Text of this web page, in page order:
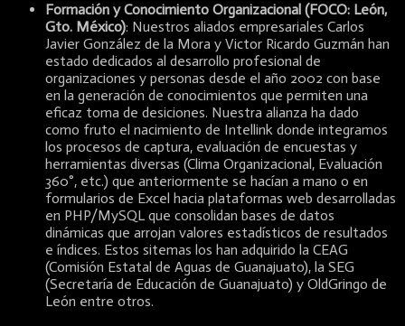
Formación y Conocimiento Organizacional (FOCO: León,
Gto. México): Nuestros aliados empresariales Carlos
Javier González de la Mora y Victor Ricardo Guzmán han
estado dedicados al desarrollo profesional de
organizaciones y personas desde el año 2002 con base
en la generación de conocimientos que permiten una
eficaz toma de desiciones. Nuestra alianza ha dado
como fruto el nacimiento de Intellink donde integramos
los procesos de captura, evaluación de encuestas y
herramientas diversas (Clima Organizacional, Evaluación
360°, etc.) que anteriormente se hacían a mano o en
formularios de Excel hacia plataformas web desarrolladas
en PHP/MySQL que consolidan bases de datos
dinámicas que arrojan valores estadísticos de resultados
e índices. Estos sitemas los han adquirido la CEAG
(Comisión Estatal de Aguas de Guanajuato), la SEG
(Secretaría de Educación de Guanajuato) y OldGringo de
León entre otros.